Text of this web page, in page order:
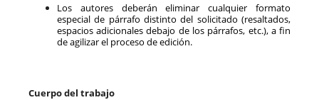
Los autores deberán eliminar cualquier formato
especial de párrafo distinto del solicitado (resaltados,
espacios adicionales debajo de los párrafos, etc.), a fin
de agilizar el proceso de edición.
Cuerpo del trabajo